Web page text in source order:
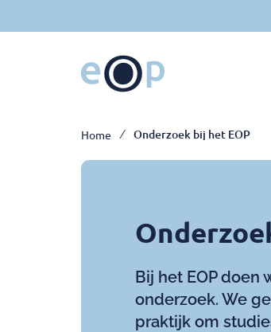
naar
Breadcrumb
Home Onderzoek bij het EOP
Bij het EOP
onderzoek. We
praktijk om